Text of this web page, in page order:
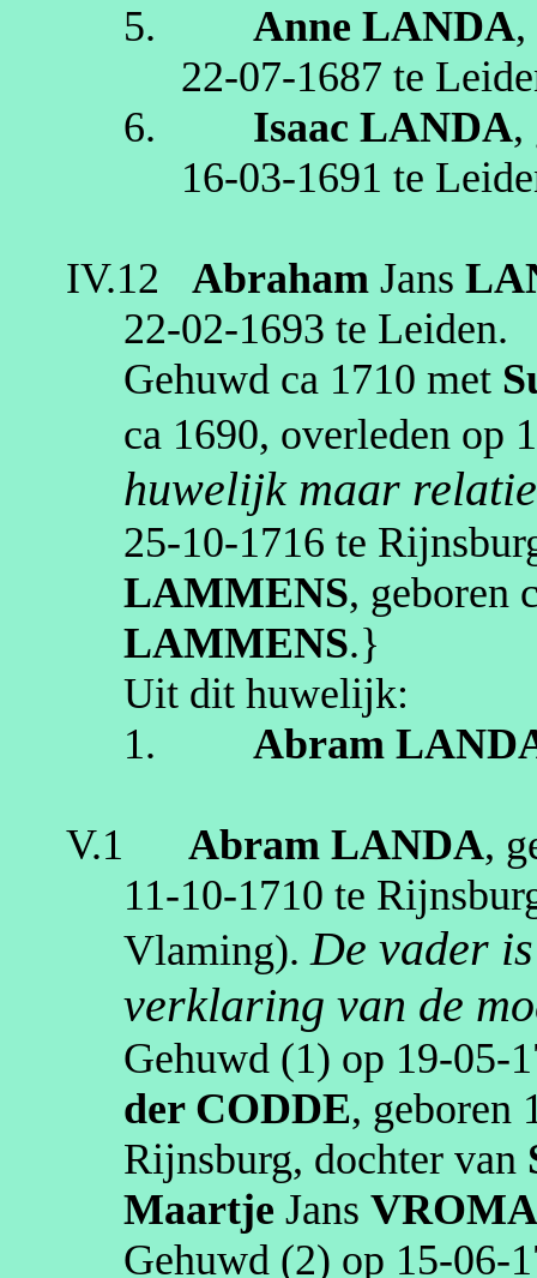
5.
Anne LANDA
22‑07‑1687 te
6.
Isaac LANDA,
16‑03‑1691 te
IV.12 Abraham Jans
22‑02‑1693 te Leiden.
Gehuwd ca 1710 met
ca 1690, overleden op
huwelijk maar
25‑10‑1716 te
LAMMENS, geboren
LAMMENS.}
Uit dit huwelijk:
1.
Abram
V.1 Abram LANDA,
11‑10‑1710 te
Vlaming).De vader
verklaring van de
Gehuwd (1) op
der CODDE, geboren
Rijnsburg, dochter van
Maartje Jans
Gehuwd (2) op